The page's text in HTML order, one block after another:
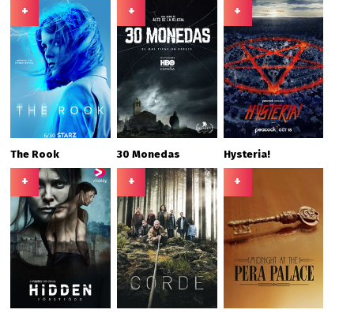
+
The Rook
+
30 Monedas
+
Hysteria!
+ + +